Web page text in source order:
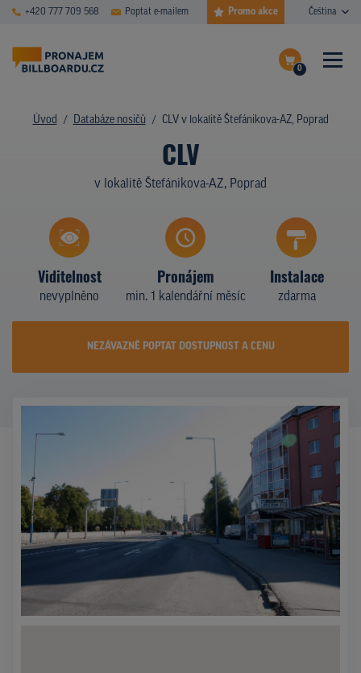
+420 777 709 568 Poptat e-mailem Promo akce Čeština
0
Dokončit poptávku
Zobrazit nosiče na mapě
ČASTÉ DOTAZY
DATABÁZE NOSIČŮ
PLOCHY V AKCI
CENY
Z PRAXE
KDO JSME
Úvod Databáze nosičů CLV v lokalitě Štefánikova-AZ, Poprad
CLV
v lokalitě Štefánikova-AZ, Poprad
Viditelnost
nevyplněno
Pronájem
min. 1 kalendářní měsíc
Instalace
zdarma
NEZÁVAZNĚ POPTAT DOSTUPNOST A CENU